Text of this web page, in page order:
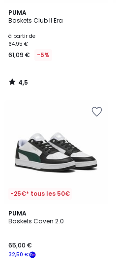
PUMA
Baskets Club II Era
à partir de
64,95 €
61,09 € -5%
4,5
/ 5
4,5
/
-25€* tous les 50€
PUMA
Baskets Caven 2.0
32,50 €
65,00 €